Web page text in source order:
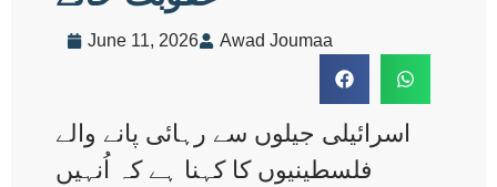
June 11, 2026 Awad Joumaa
اسرائیلی جیلوں سے رہائی پانے والے
فلسطینیوں کا کہنا ہے کہ اُنہیں